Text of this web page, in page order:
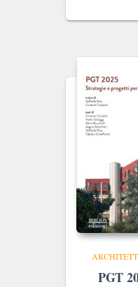
PGT